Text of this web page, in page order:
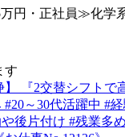
円・正社員≫化学
す